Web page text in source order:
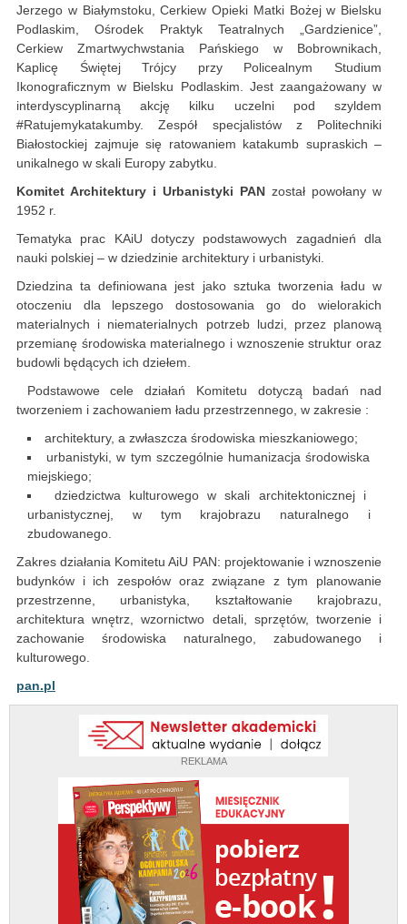
REKLAMA
Jerzego w Białymstoku, Cerkiew Opieki Matki Bożej w Bielsku
Podlaskim, Ośrodek Praktyk Teatralnych „Gardzienice”,
Cerkiew Zmartwychwstania Pańskiego w Bobrownikach,
Kaplicę Świętej Trójcy przy Policealnym Studium
Ikonograficznym w Bielsku Podlaskim. Jest zaangażowany w
interdyscyplinarną akcję kilku uczelni pod szyldem
#Ratujemykatakumby. Zespół specjalistów z Politechniki
Białostockiej zajmuje się ratowaniem katakumb supraskich –
unikalnego w skali Europy zabytku.
Komitet Architektury i Urbanistyki PAN został powołany w
1952 r.
Tematyka prac KAiU dotyczy podstawowych zagadnień dla
nauki polskiej – w dziedzinie architektury i urbanistyki.
Dziedzina ta definiowana jest jako sztuka tworzenia ładu w
otoczeniu dla lepszego dostosowania go do wielorakich
materialnych i niematerialnych potrzeb ludzi, przez planową
przemianę środowiska materialnego i wznoszenie struktur oraz
budowli będących ich dziełem.
Podstawowe cele działań Komitetu dotyczą badań nad
tworzeniem i zachowaniem ładu przestrzennego, w zakresie :
architektury, a zwłaszcza środowiska mieszkaniowego;
urbanistyki, w tym szczególnie humanizacja środowiska
miejskiego;
dziedzictwa kulturowego w skali architektonicznej i
urbanistycznej, w tym krajobrazu naturalnego i
zbudowanego.
Zakres działania Komitetu AiU PAN: projektowanie i wznoszenie
budynków i ich zespołów oraz związane z tym planowanie
przestrzenne, urbanistyka, kształtowanie krajobrazu,
architektura wnętrz, wzornictwo detali, sprzętów, tworzenie i
zachowanie środowiska naturalnego, zabudowanego i
kulturowego.
pan.pl